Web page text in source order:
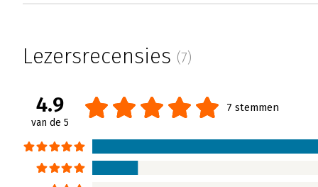
Lezersrecensies (7)
4.9
van de 5
7 stemmen